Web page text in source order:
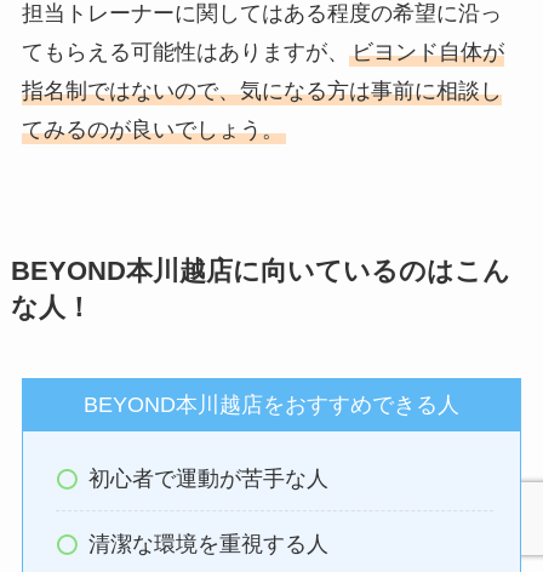
担当トレーナーに関してはある程度の希望に沿っ
てもらえる可能性はありますが、 ビヨンド自体が
指名制ではないので、気になる方は事前に相談し
てみるのが良いでしょう。
BEYOND本川越店に向いているのはこん
な人！
BEYOND本川越店をおすすめできる人
初心者で運動が苦手な人
清潔な環境を重視する人